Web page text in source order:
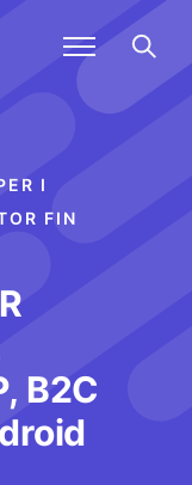
I
FIN
B2C